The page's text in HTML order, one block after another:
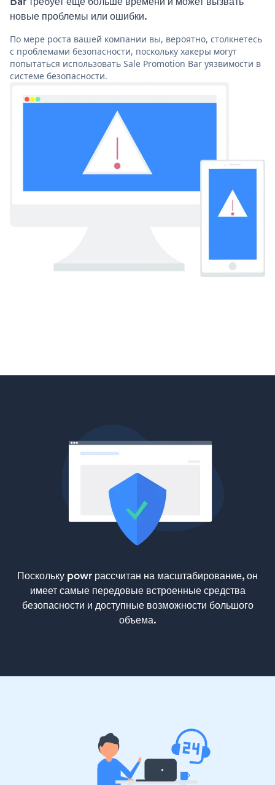
новые проблемы или ошибки.
По мере роста вашей компании вы, вероятно, столкнетесь
с проблемами безопасности, поскольку хакеры могут
попытаться использовать Sale Promotion Bar уязвимости в
системе безопасности.
Поскольку powr рассчитан на масштабирование, он
имеет самые передовые встроенные средства
безопасности и доступные возможности большого
объема.